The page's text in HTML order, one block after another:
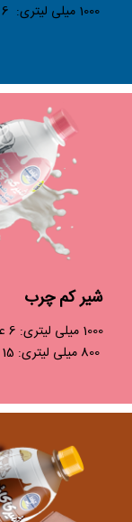
1000 میلی لیتری: 6 عدد در شل
شیر کم چرب
1000 میلی لیتری: 6 عدد در شل
800 میلی لیتری: 15 عدد در سبد